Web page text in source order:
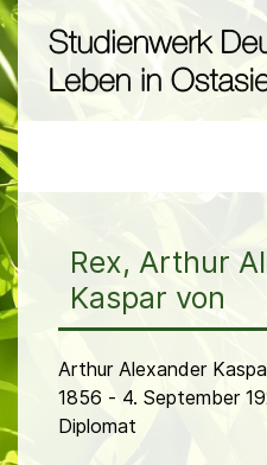
Rex, Arthur
Kaspar von
Arthur Alexander
1856 - 4. September
Diplomat